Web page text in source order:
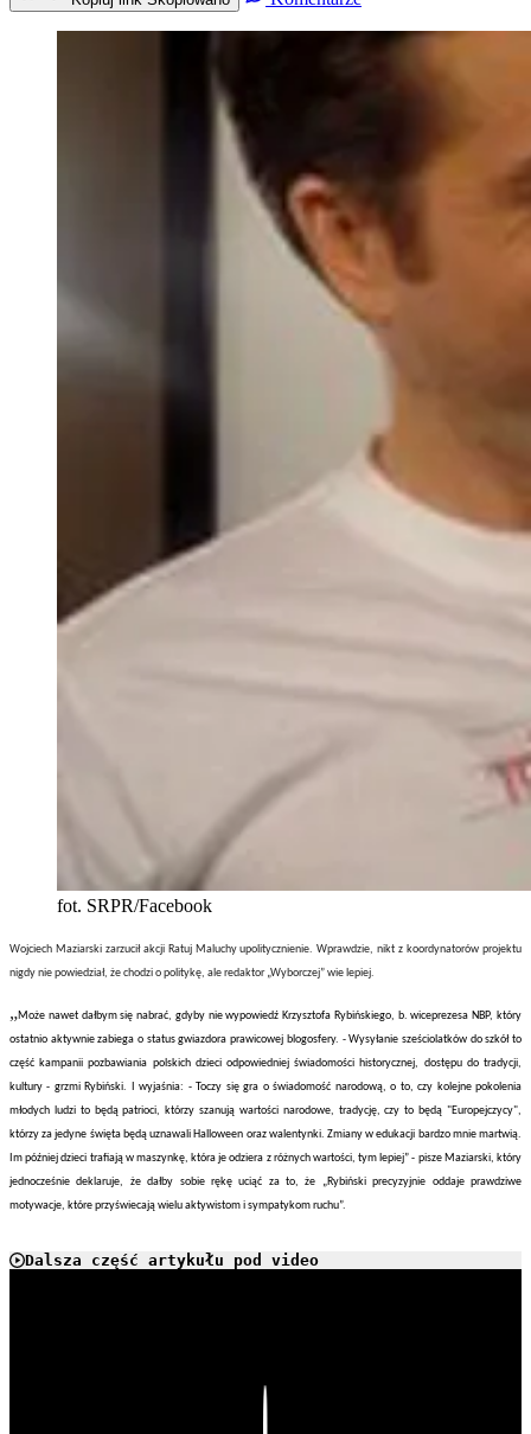
fot. SRPR/Facebook
Wojciech Maziarski zarzucił akcji Ratuj Maluchy upolitycznienie. Wprawdzie, nikt z koordynatorów projektu
nigdy nie powiedział, że chodzi o politykę, ale redaktor „Wyborczej” wie lepiej.
„Może nawet dałbym się nabrać, gdyby nie wypowiedź Krzysztofa Rybińskiego, b. wiceprezesa NBP, który
ostatnio aktywnie zabiega o status gwiazdora prawicowej blogosfery. - Wysyłanie sześciolatków do szkół to
część kampanii pozbawiania polskich dzieci odpowiedniej świadomości historycznej, dostępu do tradycji,
kultury - grzmi Rybiński. I wyjaśnia: - Toczy się gra o świadomość narodową, o to, czy kolejne pokolenia
młodych ludzi to będą patrioci, którzy szanują wartości narodowe, tradycję, czy to będą "Europejczycy",
którzy za jedyne święta będą uznawali Halloween oraz walentynki. Zmiany w edukacji bardzo mnie martwią.
Im później dzieci trafiają w maszynkę, która je odziera z różnych wartości, tym lepiej” - pisze Maziarski, który
jednocześnie deklaruje, że dałby sobie rękę uciąć za to, że „Rybiński precyzyjnie oddaje prawdziwe
motywacje, które przyświecają wielu aktywistom i sympatykom ruchu”.
Dalsza część artykułu pod video